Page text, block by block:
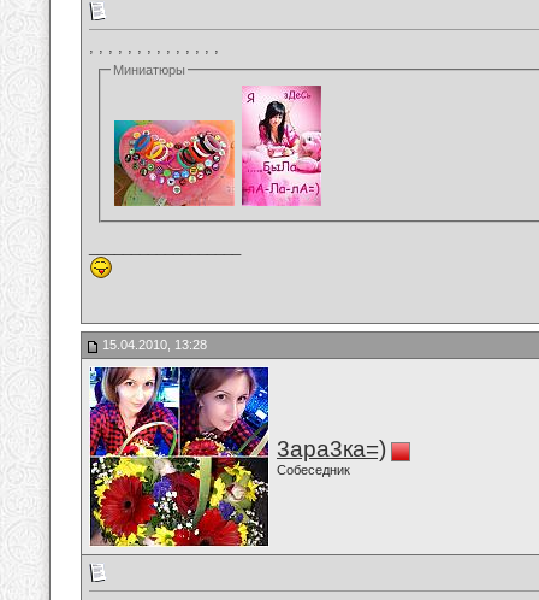
, , , , , , , , , , , , , ,
Миниатюры
15.04.2010, 13:28
3ара3ка=)
Собеседник